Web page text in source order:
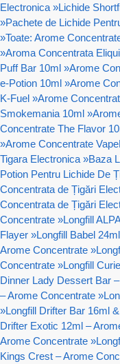
Electronica »Lichide
»Pachete de Lichide
»Toate: Arome
»Aroma Concentrata
Puff Bar 10ml »Arome
e-Potion 10ml »Arome
K-Fuel »Arome
Smokemania 10ml »
Concentrate The Flavor
»Arome Concentrate
Tigara Electronica »Baza
Potion Pentru Lichide De
Concentrata de Țigări
Concentrata de Țigări
Concentrate »Longfill
Flayer »Longfill Babel
Arome Concentrate »
Concentrate »Longfill
Dinner Lady Dessert Bar
– Arome Concentrate »
»Longfill Drifter Bar 16ml
Drifter Exotic 12ml –
Arome Concentrate »
Kings Crest – Arome